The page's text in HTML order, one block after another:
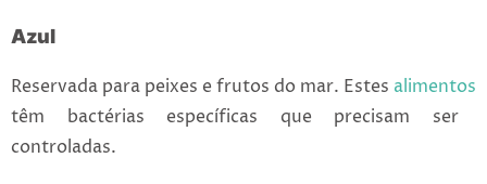
Azul
Reservada para peixes e frutos do mar. Estes alimentos
têm bactérias específicas que precisam ser
controladas.